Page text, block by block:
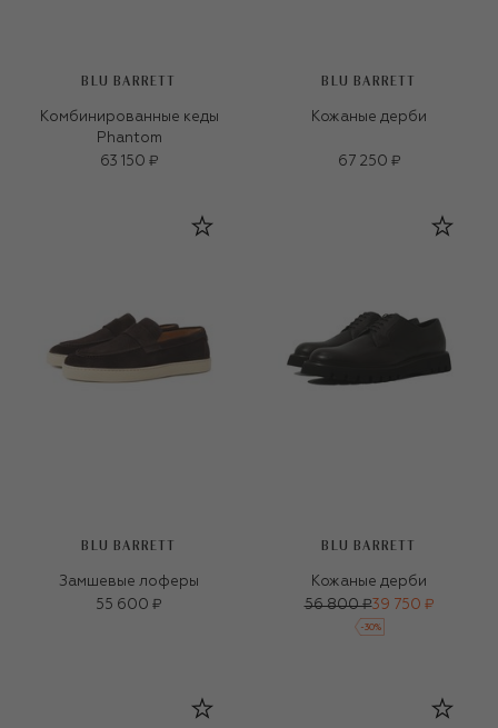
BLU BARRETT
Комбинированные кеды
Phantom
63 150 ₽
BLU BARRETT
Кожаные дерби
67 250 ₽
BLU BARRETT
Замшевые лоферы
55 600 ₽
BLU BARRETT
Кожаные дерби
56 800 ₽39 750 ₽
-30%